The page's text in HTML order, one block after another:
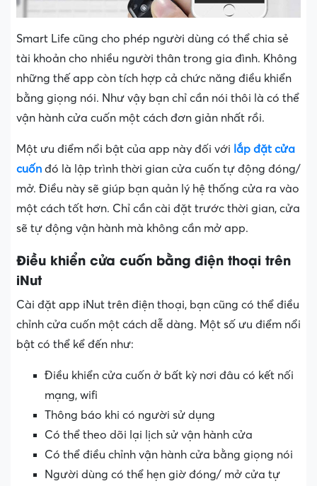
Smart Life cũng cho phép người dùng có thể chia sẻ
tài khoản cho nhiều người thân trong gia đình. Không
những thế app còn tích hợp cả chức năng điều khiển
bằng giọng nói. Như vậy bạn chỉ cần nói thôi là có thể
vận hành cửa cuốn một cách đơn giản nhất rồi.
Một ưu điểm nổi bật của app này đối với lắp đặt cửa
cuốn đó là lập trình thời gian cửa cuốn tự động đóng/
mở. Điều này sẽ giúp bạn quản lý hệ thống cửa ra vào
một cách tốt hơn. Chỉ cần cài đặt trước thời gian, cửa
sẽ tự động vận hành mà không cần mở app.
Điều khiển cửa cuốn bằng điện thoại trên
iNut
Cài đặt app iNut trên điện thoại, bạn cũng có thể điều
chỉnh cửa cuốn một cách dễ dàng. Một số ưu điểm nổi
bật có thể kể đến như:
Điều khiển cửa cuốn ở bất kỳ nơi đâu có kết nối
mạng, wifi
Thông báo khi có người sử dụng
Có thể theo dõi lại lịch sử vận hành cửa
Có thể điều chỉnh vận hành cửa bằng giọng nói
Người dùng có thể hẹn giờ đóng/ mở cửa tự